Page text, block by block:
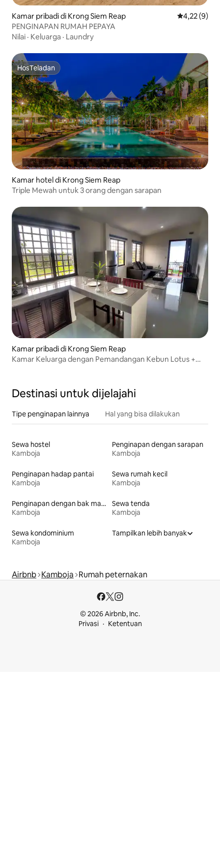
Kamar pribadi di Krong Siem Reap Nilai rata-
4,22 (9)
PENGINAPAN RUMAH PEPAYA
Nilai · Keluarga · Laundry
HosTeladan
HosTeladan
Kamar hotel di Krong Siem Reap
Triple Mewah untuk 3 orang dengan sarapan
Kamar pribadi di Krong Siem Reap
Kamar Keluarga dengan Pemandangan Kebun Lotus +
Destinasi untuk dijelajahi
Tipe penginapan lainnya Hal yang bisa dilakukan
Sewa hostel
Kamboja
Penginapan dengan sarapan
Kamboja
Penginapan hadap pantai
Kamboja
Sewa rumah kecil
Kamboja
Penginapan dengan bak mandi air panas
Kamboja
Sewa tenda
Kamboja
Sewa kondominium
Kamboja
Tampilkan lebih banyak
Airbnb Kamboja Rumah peternakan
© 2026 Airbnb, Inc.
Privasi
Ketentuan